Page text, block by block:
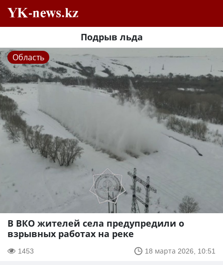
Подрыв льда
Область
В ВКО жителей села предупредили о
взрывных работах на реке
1453 18 марта 2026, 10:51